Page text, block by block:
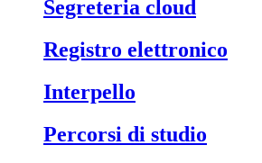
segreteria cloud
registro elettronico
interpello
percorsi di studio